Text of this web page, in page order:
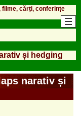
filme, cărți, conferințe
și hedging
narativ și